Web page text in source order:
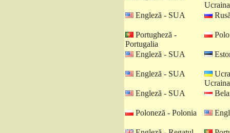
Ucraina
Engleză - SUA
Portugheză -
Portugalia
Engleză - SUA
Engleză - SUA
Ucraina
Engleză - SUA
Poloneză - Polonia